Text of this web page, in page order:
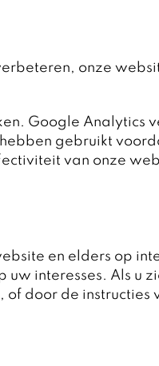
onze
Google Analytics
gebruikt
van onze
en elders op
interesses. Als u
door de instructies